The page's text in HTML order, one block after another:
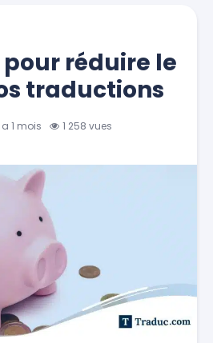
réduire le
traductions
a 1 mois 1 258 vues